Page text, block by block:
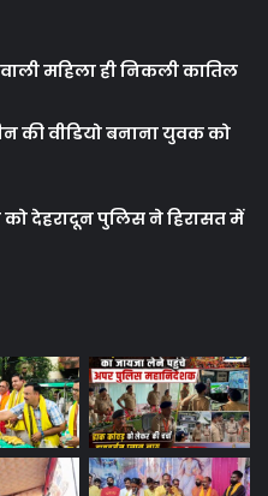
महिला ही निकली कातिल
की वीडियो बनाना युवक को
देहरादून पुलिस ने हिरासत में